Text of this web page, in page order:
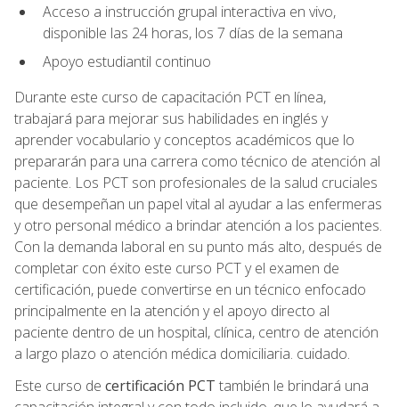
Acceso a instrucción grupal interactiva en vivo,
disponible las 24 horas, los 7 días de la semana
Apoyo estudiantil continuo
Durante este curso de capacitación PCT en línea,
trabajará para mejorar sus habilidades en inglés y
aprender vocabulario y conceptos académicos que lo
prepararán para una carrera como técnico de atención al
paciente. Los PCT son profesionales de la salud cruciales
que desempeñan un papel vital al ayudar a las enfermeras
y otro personal médico a brindar atención a los pacientes.
Con la demanda laboral en su punto más alto, después de
completar con éxito este curso PCT y el examen de
certificación, puede convertirse en un técnico enfocado
principalmente en la atención y el apoyo directo al
paciente dentro de un hospital, clínica, centro de atención
a largo plazo o atención médica domiciliaria. cuidado.
Este curso de certificación PCT también le brindará una